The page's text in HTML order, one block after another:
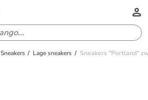
Sneakers Lage sneakers Sneakers "Portland"